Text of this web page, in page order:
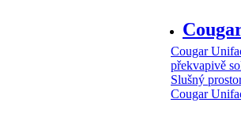
Cougar
překvapivě
Slušný
Cougar